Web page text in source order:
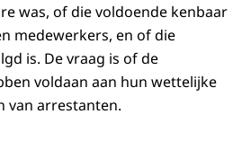
was, of die voldoende kenbaar
medewerkers, en of die
is. De vraag is of de
voldaan aan hun wettelijke
van arrestanten.